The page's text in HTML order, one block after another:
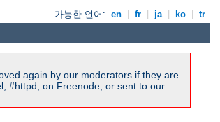
가능한 언어: en fr ja ko tr
again by our moderators if they are
#httpd, on Freenode, or sent to our